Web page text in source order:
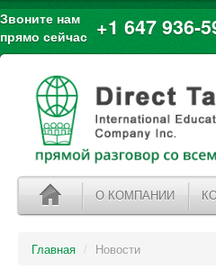
Звоните нам
прямо сейчас +1 647 936-
О КОМПАНИИ
Главная / Новости